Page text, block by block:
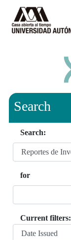
Search
Search:
for
Current filters: